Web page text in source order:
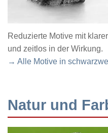
Reduzierte Motive mit
und zeitlos in der Wirkung.
→ Alle Motive in
Natur und